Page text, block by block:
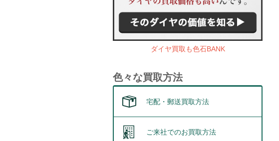
ダイヤ買取も色石BANK
色々な買取方法
宅配・郵送買取方法
ご来社でのお買取方法